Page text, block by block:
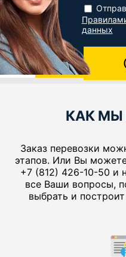
данных
КАК МЫ
Заказ перевозки
этапов. Или Вы
+7 (812) 426-10-50 и
все Ваши вопросы,
выбрать и